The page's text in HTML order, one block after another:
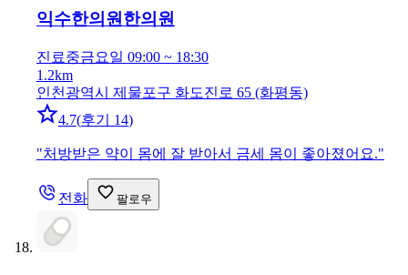
익수한의원한의원
진료중금요일 09:00 ~ 18:30
1.2km
인천광역시 제물포구 화도진로 65 (화평동)
4.7(후기 14)
"처방받은 약이 몸에 잘 받아서 금세 몸이 좋아졌어요."
전화 팔로우